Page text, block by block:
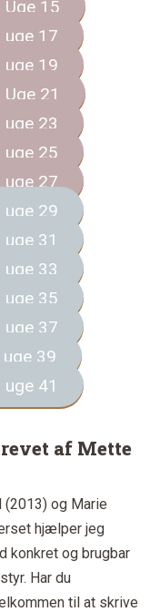
Uge 15
uge 17
uge 19
21
uge 23
uge 25
uge 27
uge 29
uge 31
uge 33
uge 35
uge 37
39
uge 41
af Mette
og Marie
hjælper jeg
konkret og brugbar
Har du
til at skrive